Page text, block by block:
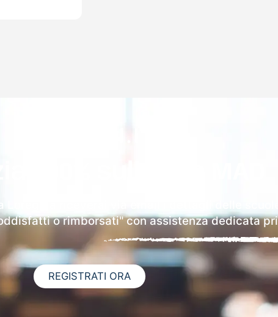
100% sulla tua MAD
Loreggia riceverai via email i dettagli delle
o rimborsati" con assistenza dedicata
REGISTRATI ORA